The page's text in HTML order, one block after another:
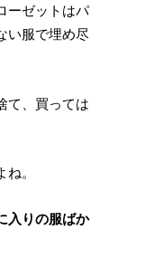
ーゼットはパ
い服で埋め尽
て、買っては
。
入りの服ばか